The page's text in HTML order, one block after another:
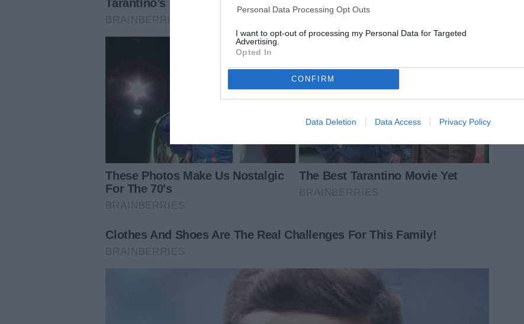
Personal Data Processing Opt Outs
I want to opt-out of processing my Personal Data for Targeted
Advertising.
Opted In
CONFIRM
Data Deletion Data Access Privacy Policy